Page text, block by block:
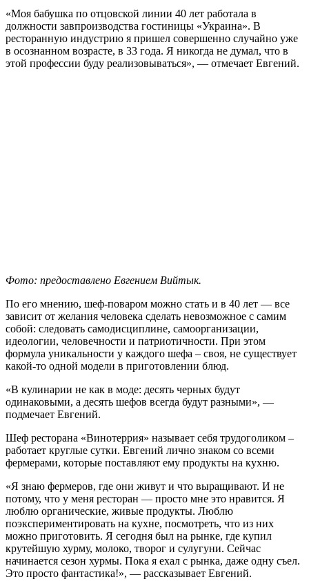
«Моя бабушка по отцовской линии 40 лет работала в
должности завпроизводства гостиницы «Украина». В
ресторанную индустрию я пришел совершенно случайно уже
в осознанном возрасте, в 33 года. Я никогда не думал, что в
этой профессии буду реализовываться», — отмечает Евгений.
Фото: предоставлено Евгением Вийтык.
По его мнению, шеф-поваром можно стать и в 40 лет — все
зависит от желания человека сделать невозможное с самим
собой: следовать самодисциплине, самоорганизации,
идеологии, человечности и патриотичности. При этом
формула уникальности у каждого шефа – своя, не существует
какой-то одной модели в приготовлении блюд.
«В кулинарии не как в моде: десять черных будут
одинаковыми, а десять шефов всегда будут разными», —
подмечает Евгений.
Шеф ресторана «Винотеррия» называет себя трудоголиком –
работает круглые сутки. Евгений лично знаком со всеми
фермерами, которые поставляют ему продукты на кухню.
«Я знаю фермеров, где они живут и что выращивают. И не
потому, что у меня ресторан — просто мне это нравится. Я
люблю органические, живые продукты. Люблю
поэкспериментировать на кухне, посмотреть, что из них
можно приготовить. Я сегодня был на рынке, где купил
крутейшую хурму, молоко, творог и сулугуни. Сейчас
начинается сезон хурмы. Пока я ехал с рынка, даже одну съел.
Это просто фантастика!», — рассказывает Евгений.